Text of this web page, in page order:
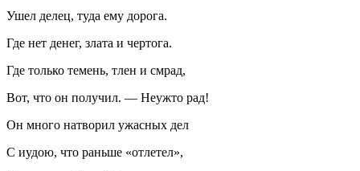
Ушел делец, туда ему дорога.
Где нет денег, злата и чертога.
Где только темень, тлен и смрад,
Вот, что он получил. — Неужто рад!
Он много натворил ужасных дел
С иудою, что раньше «отлетел»,